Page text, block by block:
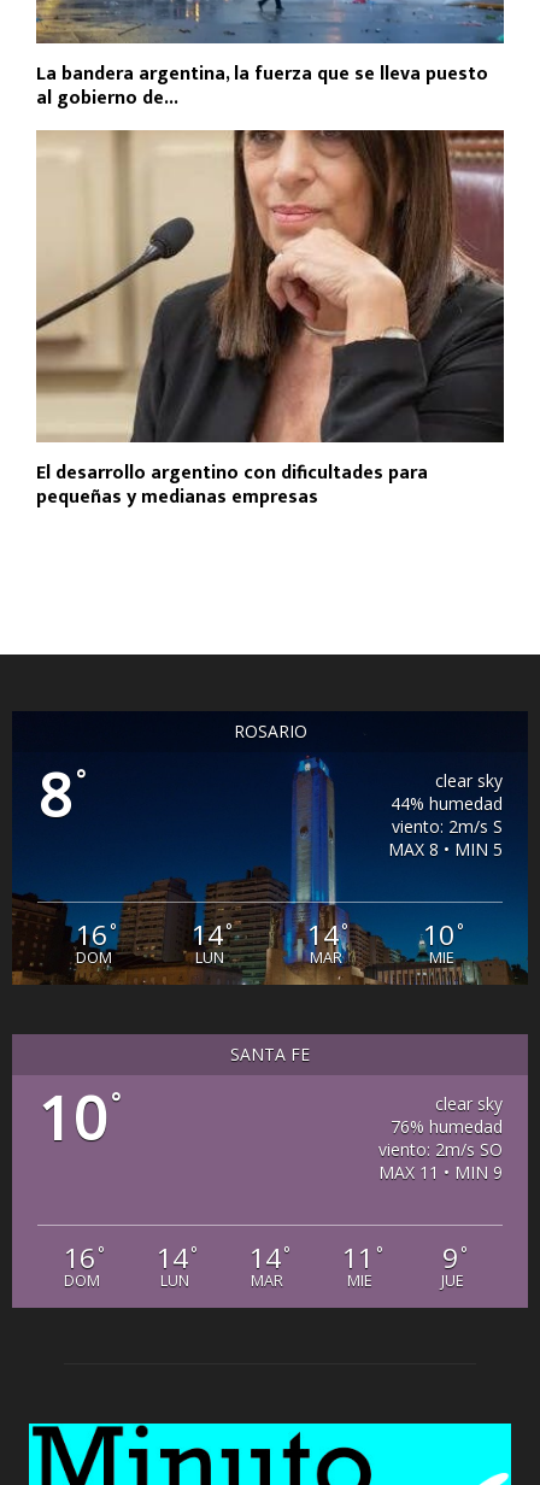
La bandera argentina, la fuerza que se lleva puesto
al gobierno de...
El desarrollo argentino con dificultades para
pequeñas y medianas empresas
ROSARIO
8°
clear sky
44% humedad
viento: 2m/s S
MAX 8 • MIN 5
16°
DOM
14°
LUN
14°
MAR
10°
MIE
SANTA FE
10°
clear sky
76% humedad
viento: 2m/s SO
MAX 11 • MIN 9
16 °
DOM
14°
LUN
14°
MAR
11 °
MIE
9 °
JUE